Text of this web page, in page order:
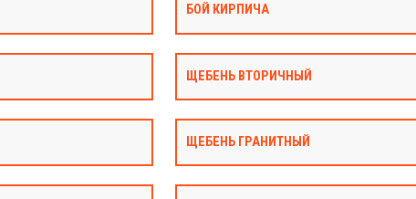
БОЙ КИРПИЧА
ЩЕБЕНЬ ВТОРИЧНЫЙ
ЩЕБЕНЬ ГРАНИТНЫЙ